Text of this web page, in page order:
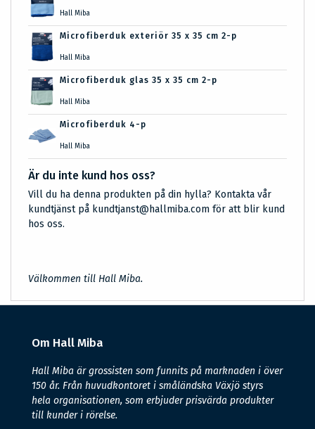
Hall Miba
Microfiberduk exteriör 35 x 35 cm 2-p
Hall Miba
Microfiberduk glas 35 x 35 cm 2-p
Hall Miba
Microfiberduk 4-p
Hall Miba
Är du inte kund hos oss?
Vill du ha denna produkten på din hylla? Kontakta vår
kundtjänst på kundtjanst@hallmiba.com för att blir kund
hos oss.
Välkommen till Hall Miba.
Om Hall Miba
Hall Miba är grossisten som funnits på marknaden i över
150 år. Från huvudkontoret i småländska Växjö styrs
hela organisationen, som erbjuder prisvärda produkter
till kunder i rörelse.